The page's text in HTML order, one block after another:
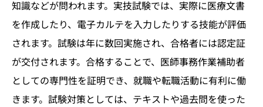
知識などが問われます。実技試験では、実際に医療文書
を作成したり、電子カルテを入力したりする技能が評価
されます。試験は年に数回実施され、合格者には認定証
が交付されます。合格することで、医師事務作業補助者
としての専門性を証明でき、就職や転職活動に有利に働
きます。試験対策としては、テキストや過去問を使った